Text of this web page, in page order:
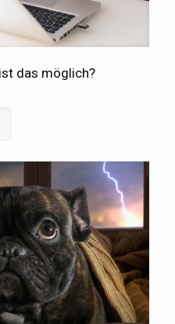
das möglich?